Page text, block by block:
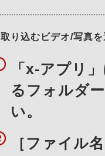
取り込むビデオ/写真
「x-アプリ
るフォルダ
い。
［ファイル